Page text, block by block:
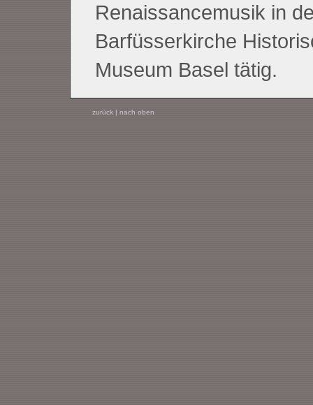
Renaissancemusik in
Barfüsserkirche
Museum Basel tätig.
zurück| nach oben